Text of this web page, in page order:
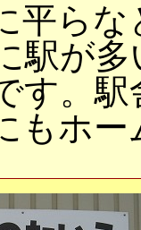
らな
駅が
す。
もホ